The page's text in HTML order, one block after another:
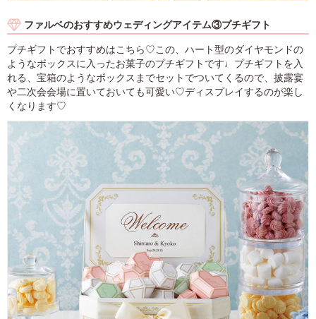
ファルベのおすすめウェディングアイテム③プチギフト
プチギフトでおすすめはこちら♡この、ハート型のダイヤモンドの
ようなボックスに入ったお菓子のプチギフトです♩プチギフトを入
れる、宝箱のようなボックスまでセットでついてくるので、披露宴
や二次会会場に置いておいても可愛い♡ディスプレイするのが楽し
くなります♡